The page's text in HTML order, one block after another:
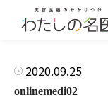
2020.09.25
onlinemedi02